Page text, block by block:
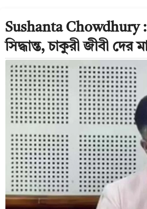
Sushanta Chowdhury :
সিদ্ধান্ত, চাকুরী জীবী দের